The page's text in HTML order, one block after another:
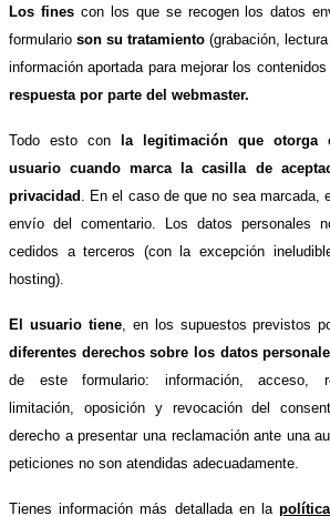
Los finescon los que se recogen los datos
formularioson su tratamiento (grabación,
información aportada para mejorar los
respuesta por parte del webmaster.
Todo esto con
la legitimación que otorga
usuario cuando marca la casilla de
privacidad
. En el caso de que no sea marcada,
envío del comentario. Los datos personales
cedidos a terceros (con la excepción
hosting).
El usuario tiene, en los supuestos previstos
diferentes derechos sobre los datos
de este formulario: información, acceso,
limitación, oposición y revocación del
derecho a presentar una reclamación ante una
peticiones no son atendidas adecuadamente.
Tienes información más detallada en la